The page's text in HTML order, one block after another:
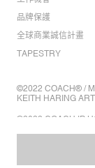
品牌保護
全球商業誠信計畫
TAPESTRY
©2022 COACH® /
KEITH HARING
©2022 COACH IP